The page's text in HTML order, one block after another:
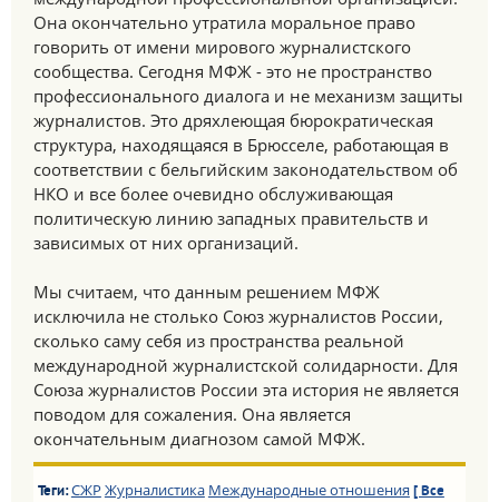
Она окончательно утратила моральное право
говорить от имени мирового журналистского
сообщества. Сегодня МФЖ - это не пространство
профессионального диалога и не механизм защиты
журналистов. Это дряхлеющая бюрократическая
структура, находящаяся в Брюсселе, работающая в
соответствии с бельгийским законодательством об
НКО и все более очевидно обслуживающая
политическую линию западных правительств и
зависимых от них организаций.
Мы считаем, что данным решением МФЖ
исключила не столько Союз журналистов России,
сколько саму себя из пространства реальной
международной журналистской солидарности. Для
Союза журналистов России эта история не является
поводом для сожаления. Она является
окончательным диагнозом самой МФЖ.
Теги:СЖР Журналистика Международные отношения [ Все